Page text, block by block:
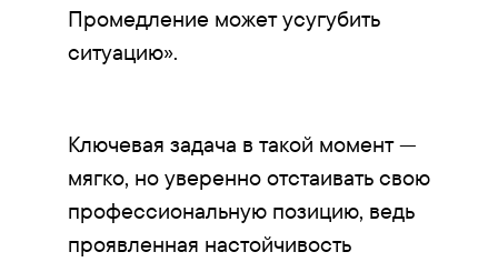
Промедление может усугубить
ситуацию».
Ключевая задача в такой момент —
мягко, но уверенно отстаивать свою
профессиональную позицию, ведь
проявленная настойчивость